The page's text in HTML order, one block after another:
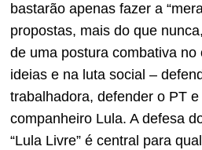
bastarão apenas fazer a
propostas, mais do que
de uma postura combativa no
ideias e na luta social –
trabalhadora, defender o PT
companheiro Lula. A defesa
“Lula Livre” é central para